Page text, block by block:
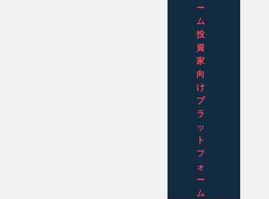
ー
ム
投
資
家
向
け
プ
ラ
ッ
ト
フ
ォ
ー
ム